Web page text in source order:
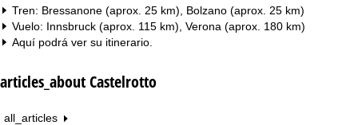
Tren: Bressanone (aprox. 25 km), Bolzano (aprox. 25 km)
Vuelo: Innsbruck (aprox. 115 km), Verona (aprox. 180 km)
Aquí podrá ver su itinerario
articles_about Castelrotto
all_articles